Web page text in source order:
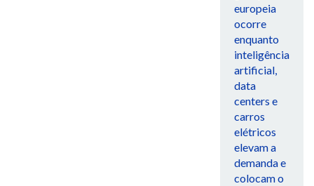
europeia
ocorre
enquanto
inteligência
artificial,
data
centers e
carros
elétricos
elevam a
demanda e
colocam o